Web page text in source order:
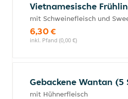
Vietnamesische
mit Schweinefleisch und
6,30 €
inkl. Pfand (0,00 €)
Gebackene Wantan (5
mit Hühnerfleisch